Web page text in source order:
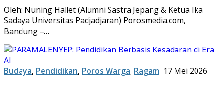
Oleh: Nuning Hallet (Alumni Sastra Jepang & Ketua Ika
Sadaya Universitas Padjadjaran) ​Porosmedia.com,
Bandung –…
Budaya, Pendidikan, Poros Warga, Ragam 17 Mei 2026